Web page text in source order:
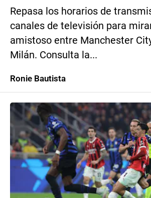
Repasa los horarios de
canales de televisión para
amistoso entre Manchester
Milán. Consulta la...
Ronie Bautista